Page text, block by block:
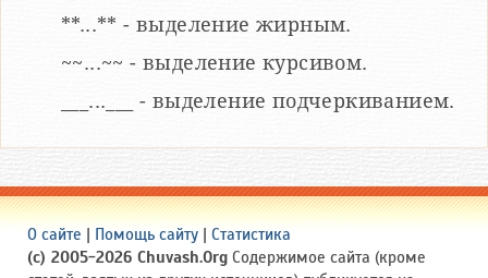
**...** - выделение жирным.
~~...~~ - выделение курсивом.
___...___ - выделение подчеркиванием.
О сайте | Помощь сайту | Статистика
(c) 2005-2026 Chuvash.Org Содержимое сайта (кроме